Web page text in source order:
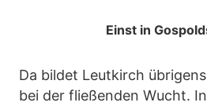
Einst in
Da bildet Leutkirch
bei der fließenden Wucht.